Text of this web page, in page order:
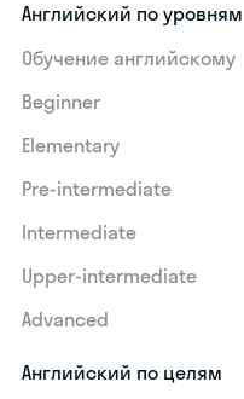
Английский по уровням
Обучение английскому
Beginner
Elementary
Pre-intermediate
Intermediate
Upper-intermediate
Advanced
Английский по целям